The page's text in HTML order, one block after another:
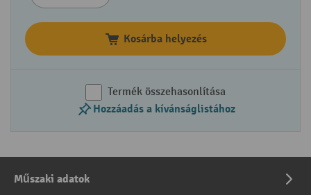
Kosárba helyezés
Termék összehasonlítása
Hozzáadás a kívánságlistához
Műszaki adatok